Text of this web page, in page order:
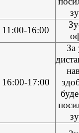
11:00-16:00
16:00-17:00
За